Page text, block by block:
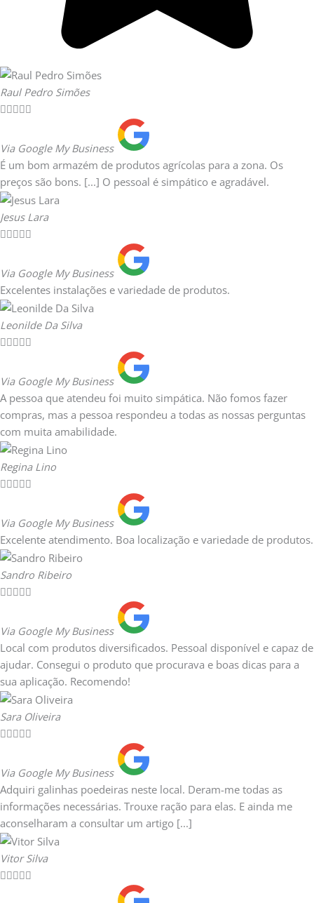
Raul Pedro Simões

Via Google My Business
É um bom armazém de produtos agrícolas para a zona. Os
preços são bons. [...] O pessoal é simpático e agradável.
Jesus Lara

Via Google My Business
Excelentes instalações e variedade de produtos.
Leonilde Da Silva

Via Google My Business
A pessoa que atendeu foi muito simpática. Não fomos fazer
compras, mas a pessoa respondeu a todas as nossas perguntas
com muita amabilidade.
Regina Lino

Via Google My Business
Excelente atendimento. Boa localização e variedade de produtos.
Sandro Ribeiro

Via Google My Business
Local com produtos diversificados. Pessoal disponível e capaz de
ajudar. Consegui o produto que procurava e boas dicas para a
sua aplicação. Recomendo!
Sara Oliveira

Via Google My Business
Adquiri galinhas poedeiras neste local. Deram-me todas as
informações necessárias. Trouxe ração para elas. E ainda me
aconselharam a consultar um artigo [...]
Vitor Silva
